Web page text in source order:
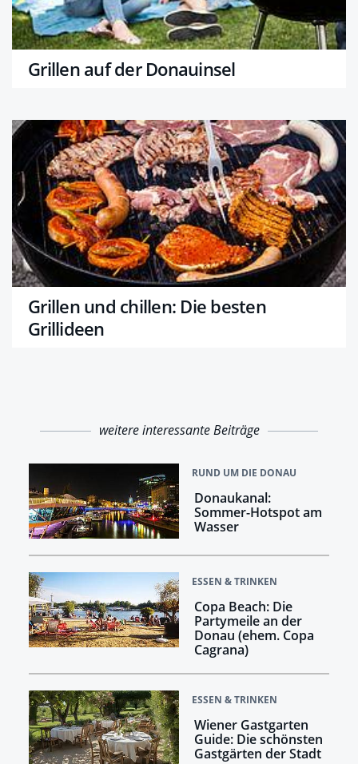
Grillen auf der Donauinsel
Grillen und chillen: Die besten
Grillideen
weitere interessante Beiträge
RUND UM DIE DONAU
Donaukanal:
Sommer-Hotspot am
Wasser
ESSEN & TRINKEN
Copa Beach: Die
Partymeile an der
Donau (ehem. Copa
Cagrana)
ESSEN & TRINKEN
Wiener Gastgarten
Guide: Die schönsten
Gastgärten der Stadt